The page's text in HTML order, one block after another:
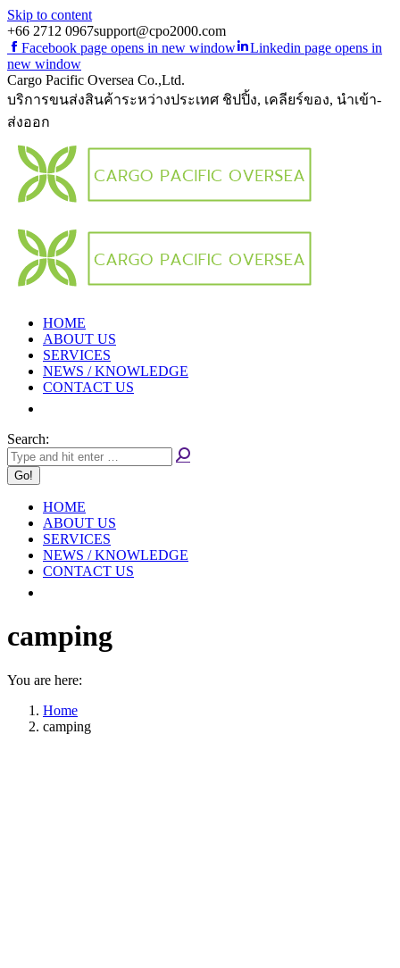
Skip to content
+66 2712 0967support@cpo2000.com
Facebook page opens in new window
Linkedin page opens in
new window
Cargo Pacific Oversea Co.,Ltd.
บริการขนส่งสินค้าระหว่างประเทศ ชิปปิ้ง, เคลียร์ของ, นำเข้า-
ส่งออก
HOME
ABOUT US
SERVICES
NEWS / KNOWLEDGE
CONTACT US
Search:
HOME
ABOUT US
SERVICES
NEWS / KNOWLEDGE
CONTACT US
camping
You are here:
Home
camping